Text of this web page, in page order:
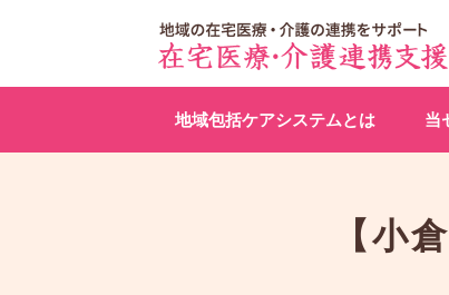
地域包括ケアシステムとは 当
【小